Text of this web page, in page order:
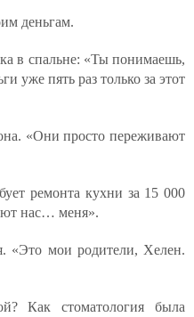
деньгам.
в спальне: «Ты понимаешь,
уже пять раз только за этот
«Они просто переживают
ремонта кухни за 15 000
нас… меня».
«Это мои родители, Хелен.
Как стоматология была